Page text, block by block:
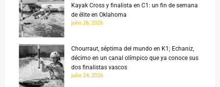
Kayak Cross y finalista en C1: un fin de semana
de élite en Oklahoma
julio 26, 2026
Chourraut, séptima del mundo en K1; Echaniz,
décimo en un canal olímpico que ya conoce sus
dos finalistas vascos
julio 24, 2026